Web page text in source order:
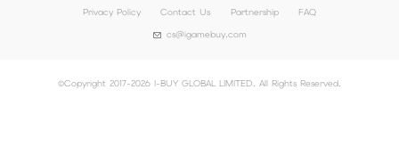
Privacy Policy
Contact Us Partnership
FAQ
cs@igamebuy.com
©Copyright 2017-2026 I-BUY GLOBAL LIMITED. All Rights Reserved.